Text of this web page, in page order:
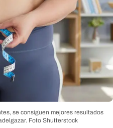
se consiguen mejores resultados
Foto Shutterstock